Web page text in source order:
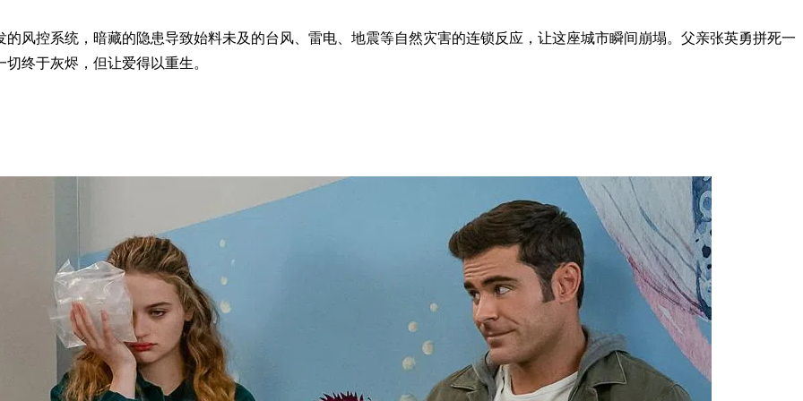
风控系统，暗藏的隐患导致始料未及的台风、雷电、地震等自然灾害的连锁反应，让这座城市瞬间崩塌。父亲张英勇拼死一
终于灰烬，但让爱得以重生。